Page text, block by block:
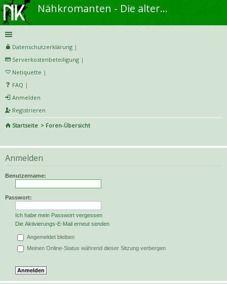
Nähkromanten - Die alternative Näh- und DIY-Community
Datenschutzerklärung |
Serverkostenbeteiligung |
Netiquette |
FAQ |
Anmelden
Registrieren
Startseite
Foren-Übersicht
uc
he
Anmelden
Benutzername:
Passwort:
Ich habe mein Passwort vergessen
Die Aktivierungs-E-Mail erneut senden
Angemeldet bleiben
Meinen Online-Status während dieser Sitzung verbergen